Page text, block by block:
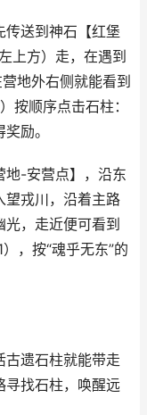
传送到神石【红堡
上方）走，在遇到
地外右侧就能看到
按顺序点击石柱：
励。
地-安营点】，沿东
望戎川，沿着主路
，走近便可看到
，按“魂乎无东”的
古遗石柱就能带走
寻找石柱，唤醒远